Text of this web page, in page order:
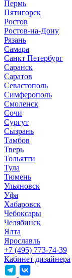
Пермь
Пятигорск
Ростов
Ростов-на-Дону
Рязань
Самара
Санкт Петербург
Саранск
Саратов
Севастополь
Симферополь
Смоленск
Сочи
Сургут
Сызрань
Тамбов
Тверь
Тольятти
Тула
Тюмень
Ульяновск
Уфа
Хабаровск
Чебоксары
Челябинск
Ялта
Ярославль
+7 (495) 773-74-39
Кабинет дизайнера